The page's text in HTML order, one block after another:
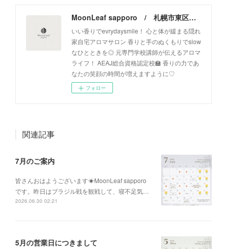
MoonLeaf sapporo / 札幌市東区の100種類以上の香りが楽しめるアロマスクール＆トリートメントサロン
いい香りでevrydaysmile！ 心と体が緩まる隠れ
家自宅アロマサロン 香りと手のぬくもりでslow
なひとときを◎ 元専門学校講師が伝えるアロマ
ライフ！ AEAJ総合資格認定校🏫 香りの力であ
なたの笑顔の時間が増えますように♡
フォロー
関連記事
7月のご案内
皆さんおはようございます☀MoonLeaf sapporo
です。昨日はブラジル戦を観戦して、寝不足気…
2026.06.30 02:21
5月の営業日につきまして